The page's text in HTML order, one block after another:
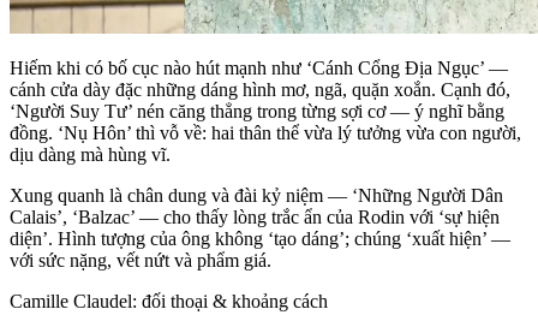
Hiếm khi có bố cục nào hút mạnh như ‘Cánh Cổng Địa Ngục’ —
cánh cửa dày đặc những dáng hình mơ, ngã, quặn xoắn. Cạnh đó,
‘Người Suy Tư’ nén căng thẳng trong từng sợi cơ — ý nghĩ bằng
đồng. ‘Nụ Hôn’ thì vỗ về: hai thân thể vừa lý tưởng vừa con người,
dịu dàng mà hùng vĩ.
Xung quanh là chân dung và đài kỷ niệm — ‘Những Người Dân
Calais’, ‘Balzac’ — cho thấy lòng trắc ẩn của Rodin với ‘sự hiện
diện’. Hình tượng của ông không ‘tạo dáng’; chúng ‘xuất hiện’ —
với sức nặng, vết nứt và phẩm giá.
Camille Claudel: đối thoại & khoảng cách